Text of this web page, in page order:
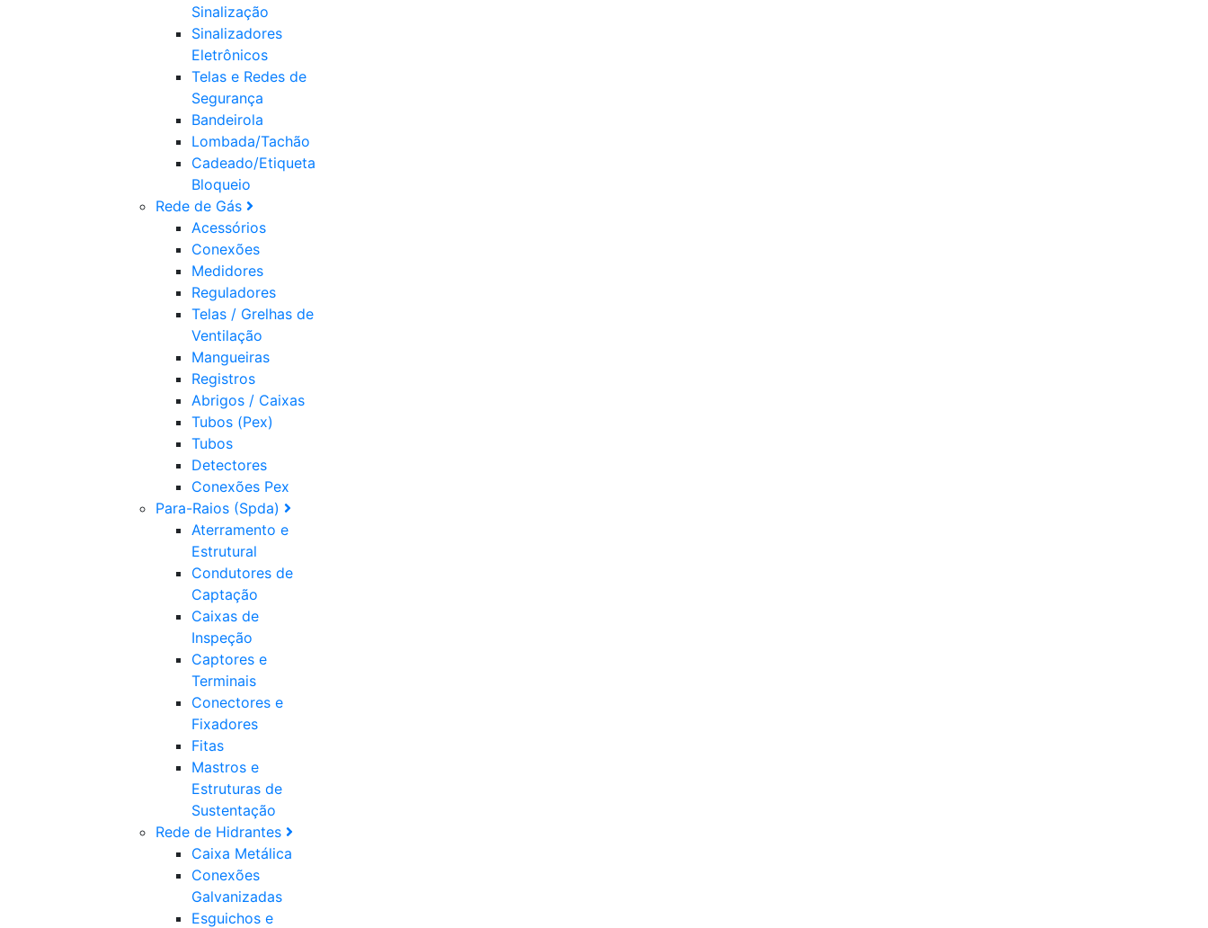
Sinalização
Sinalizadores
Eletrônicos
Telas e Redes de
Segurança
Bandeirola
Lombada/Tachão
Cadeado/Etiqueta
Bloqueio
Rede de Gás
Acessórios
Conexões
Medidores
Reguladores
Telas / Grelhas de
Ventilação
Mangueiras
Registros
Abrigos / Caixas
Tubos (Pex)
Tubos
Detectores
Conexões Pex
Para-Raios (Spda)
Aterramento e
Estrutural
Condutores de
Captação
Caixas de
Inspeção
Captores e
Terminais
Conectores e
Fixadores
Fitas
Mastros e
Estruturas de
Sustentação
Rede de Hidrantes
Caixa Metálica
Conexões
Galvanizadas
Esguichos e